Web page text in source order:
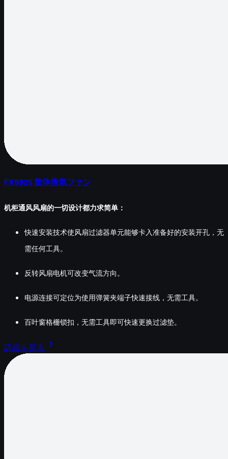
FK9925 筐体換気ファン
机柜通风风扇的一切设计都力求简单：
快速安装技术使风扇过滤器单元能够卡入准备好的安装开孔，无
需任何工具。
反转风扇电机可改变气流方向。
电源连接可定位为使用弹簧夹端子快速接线，无需工具。
百叶窗格栅锁扣，无需工具即可快速更换过滤垫。
詳細を見る chevron_right